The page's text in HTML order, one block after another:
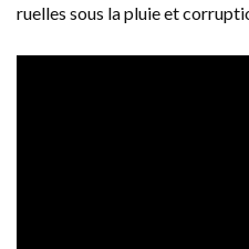
ruelles sous la pluie et